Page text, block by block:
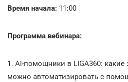
Время начала: 11:00
Программа вебинара:
1. AI-помощники в LIGA360: какие
можно автоматизировать с